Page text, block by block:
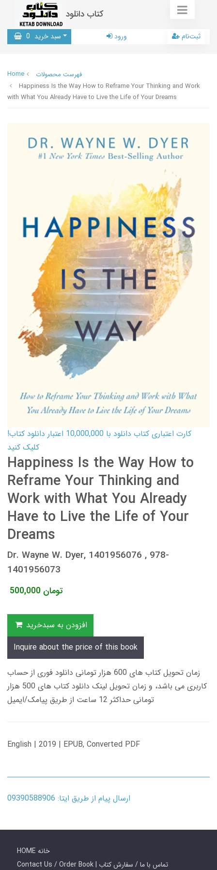
کتاب دانلود
سبد خرید 0 ورود ثبت‌نام
Home
فهرست محصولات
Happiness Is the Way How to Reframe Your Thinking and Work
with What You Already Have to Live the Life of Your Dreams
کارت اعتباری کتاب دانلود با 10,000,000 اعتبار دانلود کتاب!
کلیک کنید
Happiness Is the Way How to
Reframe Your Thinking and
Work with What You Already
Have to Live the Life of Your
Dreams
Dr. Wayne W. Dyer, 1401956076 , 978-
1401956073
500,000 تومان
افزودن به سبدخرید
Inquire about the price of this book
زمان تحویل کتاب های 600 هزار تومانی دانلود فوری از حساب
کاربری می باشد، و زمان تحویل لینک دانلود کتاب های 500 هزار
تومانی حداکثر 12 ساعت از طریق پیامک/ایمیل
English | 2019 | EPUB, Converted PDF
ارسال پیام از طریق ایتا: 09390588906
HOME خانه
Contact Us / Order Book | تماس با ما / سفارش کتاب